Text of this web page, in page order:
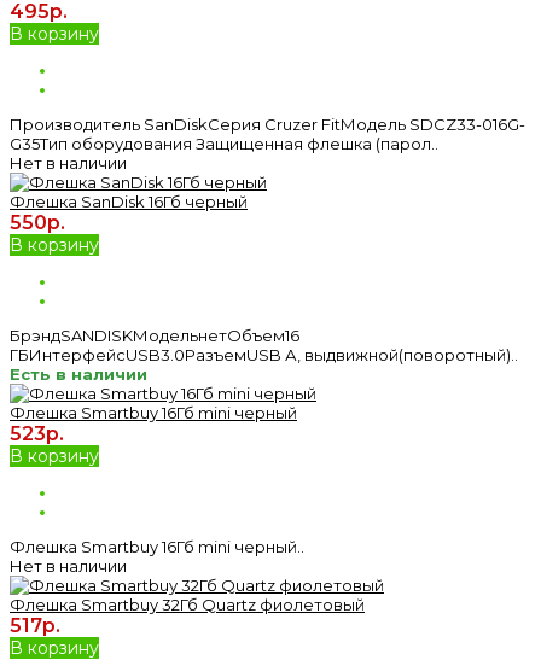
495р.
В корзину
Производитель SanDiskСерия Cruzer FitМодель SDCZ33-016G-
G35Тип оборудования Защищенная флешка (парол..
Нет в наличии
Флешка SanDisk 16Гб черный
550р.
В корзину
БрэндSANDISKМодельнетОбъем16
ГБИнтерфейсUSB3.0РазъемUSB А, выдвижной(поворотный)..
Есть в наличии
Флешка Smartbuy 16Гб mini черный
523р.
В корзину
Флешка Smartbuy 16Гб mini черный..
Нет в наличии
Флешка Smartbuy 32Гб Quartz фиолетовый
517р.
В корзину